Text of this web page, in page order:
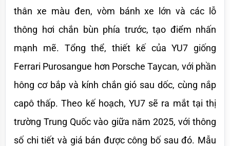
thân xe màu đen, vòm bánh xe lớn và các lỗ
thông hơi chắn bùn phía trước, tạo điểm nhấn
mạnh mẽ. Tổng thể, thiết kế của YU7 giống
Ferrari Purosangue hơn Porsche Taycan, với phần
hông cơ bắp và kính chắn gió sau dốc, cùng nắp
capô thấp. Theo kế hoạch, YU7 sẽ ra mắt tại thị
trường Trung Quốc vào giữa năm 2025, với thông
số chi tiết và giá bán được công bố sau đó. Mẫu